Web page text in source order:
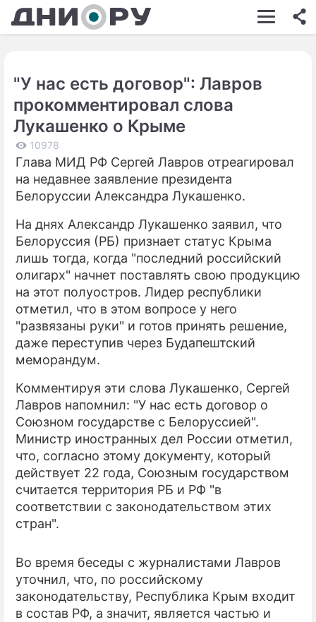
ШОУ-БИЗНЕС
КИНО
ЭКОНОМИКА
ПРОИСШЕСТВИЯ
СОННИК
СТИЛЬ ЖИЗНИ
СЕРИАЛЫ
ИГРЫ
ПРЕСС-РЕЛИЗЫ
"У нас есть договор": Лавров
прокомментировал слова
Лукашенко о Крыме
10978
Глава МИД РФ Сергей Лавров отреагировал
на недавнее заявление президента
Белоруссии Александра Лукашенко.
На днях Александр Лукашенко заявил, что
Белоруссия (РБ) признает статус Крыма
лишь тогда, когда "последний российский
олигарх" начнет поставлять свою продукцию
на этот полуостров. Лидер республики
отметил, что в этом вопросе у него
"развязаны руки" и готов принять решение,
даже переступив через Будапештский
меморандум.
Комментируя эти слова Лукашенко, Сергей
Лавров напомнил: "У нас есть договор о
Союзном государстве с Белоруссией".
Министр иностранных дел России отметил,
что, согласно этому документу, который
действует 22 года, Союзным государством
считается территория РБ и РФ "в
соответствии с законодательством этих
стран".
Во время беседы с журналистами Лавров
уточнил, что, по российскому
законодательству, Республика Крым входит
в состав РФ, а значит, является частью и